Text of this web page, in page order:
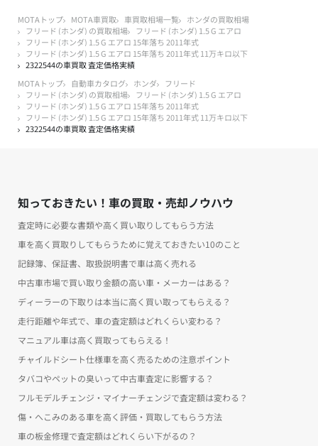
MOTAトップ MOTA車買取 車買取相場一覧
ホンダの買取相場
フリード (ホンダ) の買取相場
フリード (ホンダ) 1.5 G エアロ
フリード (ホンダ) 1.5 G エアロ 15年落ち 2011年式
フリード (ホンダ) 1.5 G エアロ 15年落ち 2011年式 11万キロ以下
2322544の車買取 査定価格実績
MOTAトップ
自動車カタログ ホンダ
フリード
フリード (ホンダ) の買取相場
フリード (ホンダ) 1.5 G エアロ
フリード (ホンダ) 1.5 G エアロ 15年落ち 2011年式
フリード (ホンダ) 1.5 G エアロ 15年落ち 2011年式 11万キロ以下
2322544の車買取 査定価格実績
知っておきたい！車の買取・売却ノウハウ
査定時に必要な書類や高く買い取りしてもらう方法
車を高く買取りしてもらうために覚えておきたい10のこと
記録簿、保証書、取扱説明書で車は高く売れる
中古車市場で買い取り金額の高い車・メーカーはある？
ディーラーの下取りは本当に高く買い取ってもらえる？
走行距離や年式で、車の査定額はどれくらい変わる？
マニュアル車は高く買取ってもらえる！
チャイルドシート仕様車を高く売るための注意ポイント
タバコやペットの臭いって中古車査定に影響する？
フルモデルチェンジ・マイナーチェンジで査定額は変わる？
傷・へこみのある車を高く評価・買取してもらう方法
車の板金修理で査定額はどれくらい下がるの？